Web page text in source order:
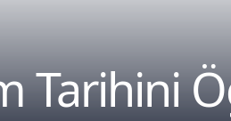
Tarihini